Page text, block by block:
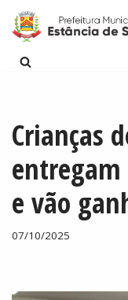
Pular
para
Crianças
e vão
07/10/2025